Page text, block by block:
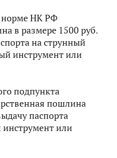
норме НК РФ
в размере 1500 руб.
на струнный
инструмент или
подпункта
пошлина
паспорта
или